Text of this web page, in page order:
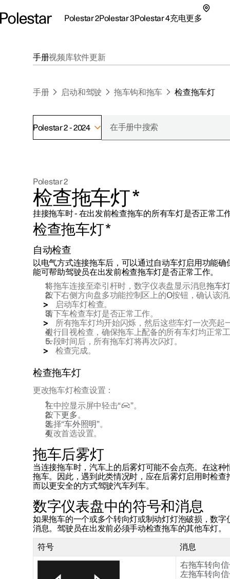
Polestar 2Polestar 3Polestar 4充电更多
联系我们
极星官方二手车
探索Polestar 3
联系我们
公共充电
家庭充电
车主服务
注册新闻
（在新窗
手册视频库软件更新
手册 启动和驾驶 拖车钩和拖车 检查拖车灯
Polestar 2 - 2024
Polestar 2
检查拖车灯*
挂接拖车时 - 在出发前检查拖车的所有车灯是否正常工
检查拖车灯 *
自动检查
以电气方式连接拖车后，可以通过自动车灯启用功能确
能可帮助驾驶员在出发前检查拖车灯是否正常工作。
将拖车连接至牵引杆时，数字仪表盘显示消息拖车
按下右侧方向盘多功能控制区上的O按钮，确认该
启动车灯检查。
请下车检查车灯是否正常工作。
所有拖车灯均开始闪烁，然后这些车灯一次亮起
进行目视检查，确保拖车上配备的所有车灯均正常
一段时间后，所有拖车灯将再次闪灯。
检查完成。
检查拖车灯
更改拖车灯检查设置：
在中控显示屏中轻击“
”。
按下 更多。
选择“车外照明”。
更改首选设置。
拖车后雾灯
当连接拖车时，汽车上的后雾灯可能不会点亮。在这种
拖车。因此，遇到此类情况时，应在后雾灯启用时检查
而以更安全的方式驾驶汽车列车。
数字仪表盘中的符号和消息
如果拖车的一个或多个转向灯或制动灯灯泡破损，数字
消息。驾驶员在出发前必须手动检查拖车的其他车灯。
符号 消息
右拖车转向
左拖车转向